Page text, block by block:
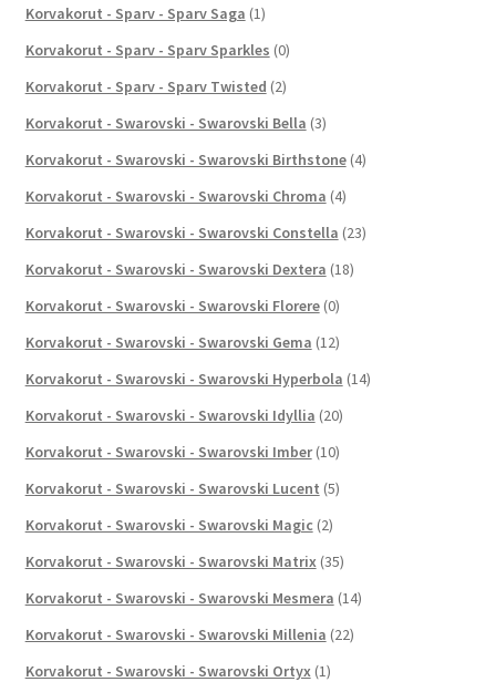
Korvakorut - Sparv - Sparv Saga (1)
Korvakorut - Sparv - Sparv Sparkles (0)
Korvakorut - Sparv - Sparv Twisted (2)
Korvakorut - Swarovski - Swarovski Bella (3)
Korvakorut - Swarovski - Swarovski Birthstone (4)
Korvakorut - Swarovski - Swarovski Chroma (4)
Korvakorut - Swarovski - Swarovski Constella (23)
Korvakorut - Swarovski - Swarovski Dextera (18)
Korvakorut - Swarovski - Swarovski Florere (0)
Korvakorut - Swarovski - Swarovski Gema (12)
Korvakorut - Swarovski - Swarovski Hyperbola (14)
Korvakorut - Swarovski - Swarovski Idyllia (20)
Korvakorut - Swarovski - Swarovski Imber (10)
Korvakorut - Swarovski - Swarovski Lucent (5)
Korvakorut - Swarovski - Swarovski Magic (2)
Korvakorut - Swarovski - Swarovski Matrix (35)
Korvakorut - Swarovski - Swarovski Mesmera (14)
Korvakorut - Swarovski - Swarovski Millenia (22)
Korvakorut - Swarovski - Swarovski Ortyx (1)